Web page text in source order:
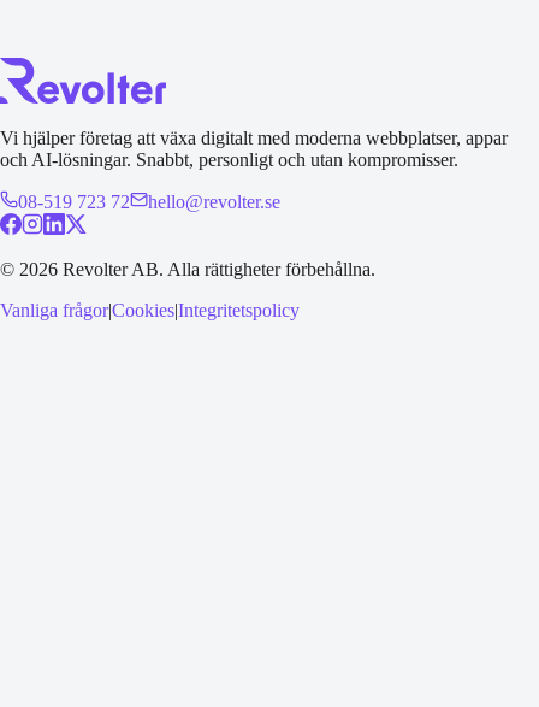
Vi hjälper företag att växa digitalt med moderna webbplatser, appar
och AI-lösningar. Snabbt, personligt och utan kompromisser.
08-519 723 72 hello@revolter.se
© 2026 Revolter AB. Alla rättigheter förbehållna.
Vanliga frågor|Cookies|Integritetspolicy